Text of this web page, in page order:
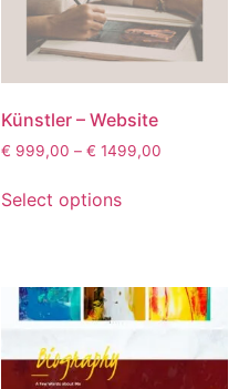
Künstler – Website
€ 999,00 – € 1499,00
Select options